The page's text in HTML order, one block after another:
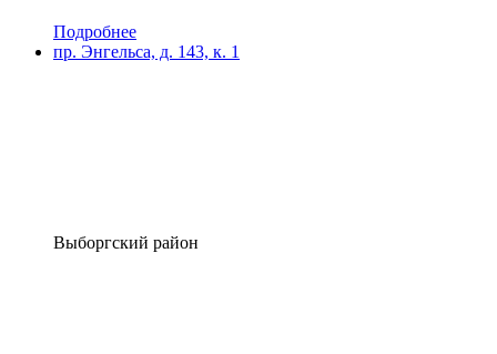
Подробнее
пр. Энгельса, д. 143, к. 1
Выборгский район